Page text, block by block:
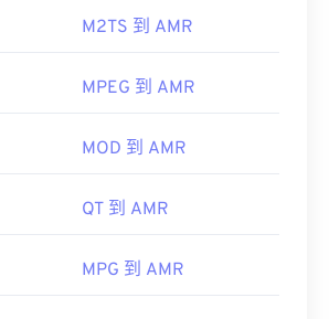
的文件格式，支持通过 3GPP
提供字幕和副标题。它不支持交互式
提高非移动设备观看时的视频质
作伙伴计划（3GPP）
wiki/3GP_and_3G2
可以打开它们。AMR 也可以使用
件。您可以从 SourceForge.net
号，因此不适合用于音乐文件。
M2TS 到 AMR
MPEG 到 AMR
MOD 到 AMR
QT 到 AMR
MPG 到 AMR